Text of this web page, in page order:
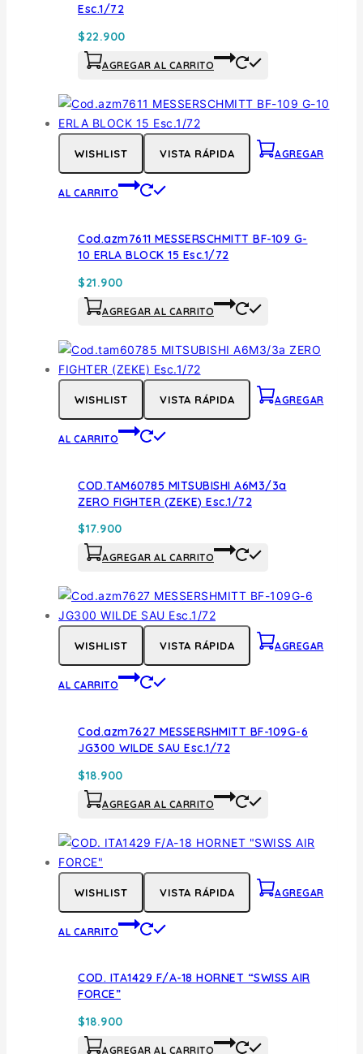
Esc.1/72
$22.900
AGREGAR AL CARRITO
WISHLIST VISTA RÁPIDA AGREGAR
AL CARRITO
Cod.azm7611 MESSERSCHMITT BF-109 G-
10 ERLA BLOCK 15 Esc.1/72
$21.900
AGREGAR AL CARRITO
WISHLIST VISTA RÁPIDA AGREGAR
AL CARRITO
COD.TAM60785 MITSUBISHI A6M3/3a
ZERO FIGHTER (ZEKE) Esc.1/72
$17.900
AGREGAR AL CARRITO
WISHLIST VISTA RÁPIDA AGREGAR
AL CARRITO
Cod.azm7627 MESSERSHMITT BF-109G-6
JG300 WILDE SAU Esc.1/72
$18.900
AGREGAR AL CARRITO
WISHLIST VISTA RÁPIDA AGREGAR
AL CARRITO
COD. ITA1429 F/A-18 HORNET “SWISS AIR
FORCE”
$18.900
AGREGAR AL CARRITO